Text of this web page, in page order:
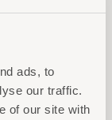
ads, to
our traffic.
of our site with